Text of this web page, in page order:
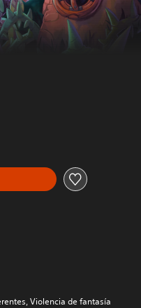
Violencia de fantasía